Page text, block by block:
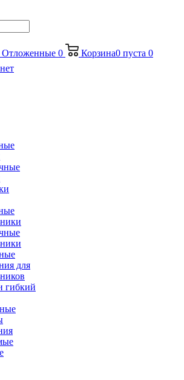
Отложенные 0 Корзина0 пуста 0
для
гибкий